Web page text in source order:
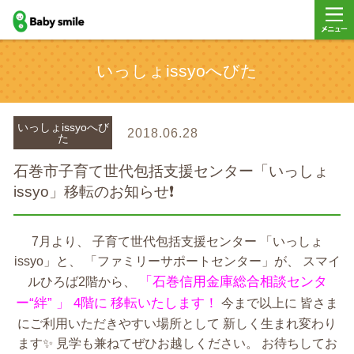
baby smile
いっしょissyoへびた
いっしょissyoへび
た
2018.06.28
石巻市子育て世代包括支援センター「いっしょ
issyo」移転のお知らせ❗️
7月より、 子育て世代包括支援センター 「いっしょ
issyo」と、 「ファミリーサポートセンター」が、 スマイ
ルひろば2階から、
「石巻信用金庫総合相談センタ
ー“絆” 」 4階に 移転いたします！
今まで以上に 皆さま
にご利用いただきやすい場所として 新しく生まれ変わり
ます✨ 見学も兼ねてぜひお越しください。 お待ちしてお